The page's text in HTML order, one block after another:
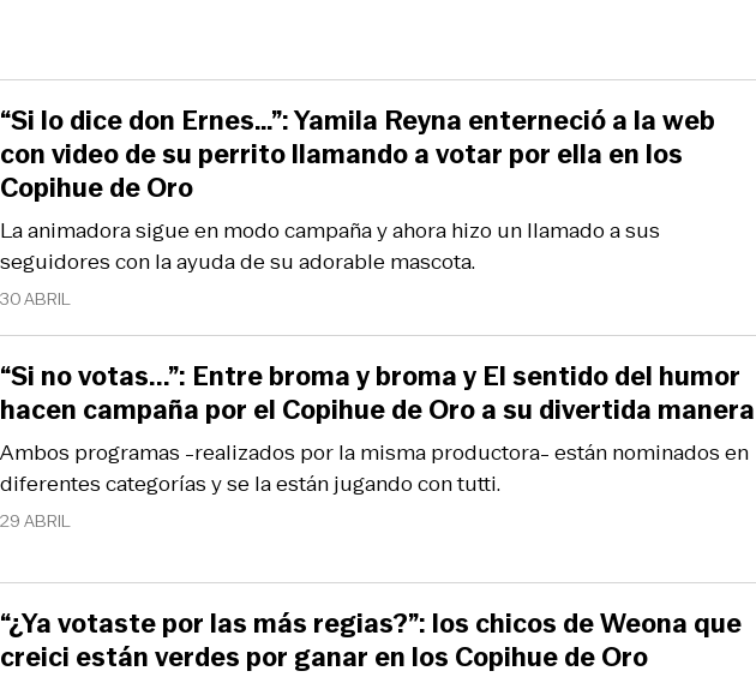
30 ABRIL
La animadora sigue en modo campaña y ahora hizo un llamado a sus
seguidores con la ayuda de su adorable mascota.
“Si lo dice don Ernes…”: Yamila Reyna enterneció a la web
con video de su perrito llamando a votar por ella en los
Copihue de Oro
29 ABRIL
Ambos programas -realizados por la misma productora- están nominados en
diferentes categorías y se la están jugando con tutti.
“Si no votas...”: Entre broma y broma y El sentido del humor
hacen campaña por el Copihue de Oro a su divertida manera
“¿Ya votaste por las más regias?”: los chicos de Weona que
creici están verdes por ganar en los Copihue de Oro